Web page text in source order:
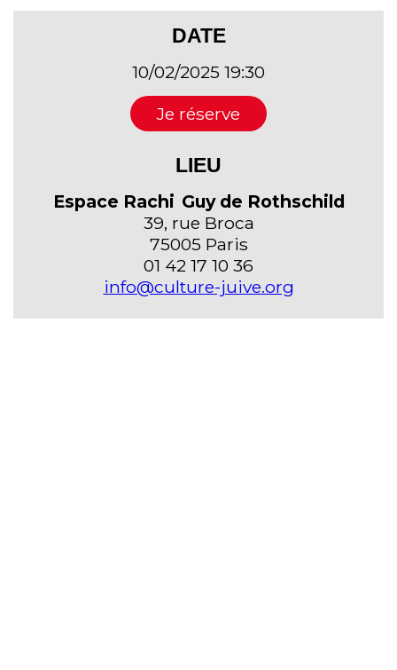
DATE
10/02/2025 19:30
Je réserve
LIEU
Espace Rachi Guy de Rothschild
39, rue Broca
75005 Paris
01 42 17 10 36
info@culture-juive.org